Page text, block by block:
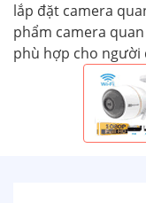
lắp đặt camera
phẩm camera
phù hợp cho người